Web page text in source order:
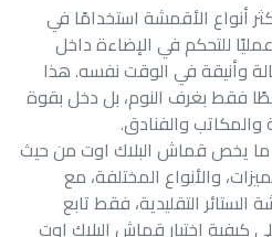
أنواع الأقمشة استخدامًا في
عمليًا للتحكم في الإضاءة داخل
وأنيقة في الوقت نفسه. هذا
فقط بغرف النوم، بل دخل بقوة
والفنادق.
يخص قماش البلاك اوت من حيث
والأنواع المختلفة، مع
التقليدية، فقط تابع
كيفية اختيار قماش البلاك اوت